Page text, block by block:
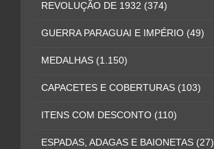
REVOLUÇÃO DE 1932 (374)
GUERRA PARAGUAI E IMPÉRIO (49)
MEDALHAS (1.150)
CAPACETES E COBERTURAS (103)
ITENS COM DESCONTO (110)
ESPADAS, ADAGAS E BAIONETAS (27)